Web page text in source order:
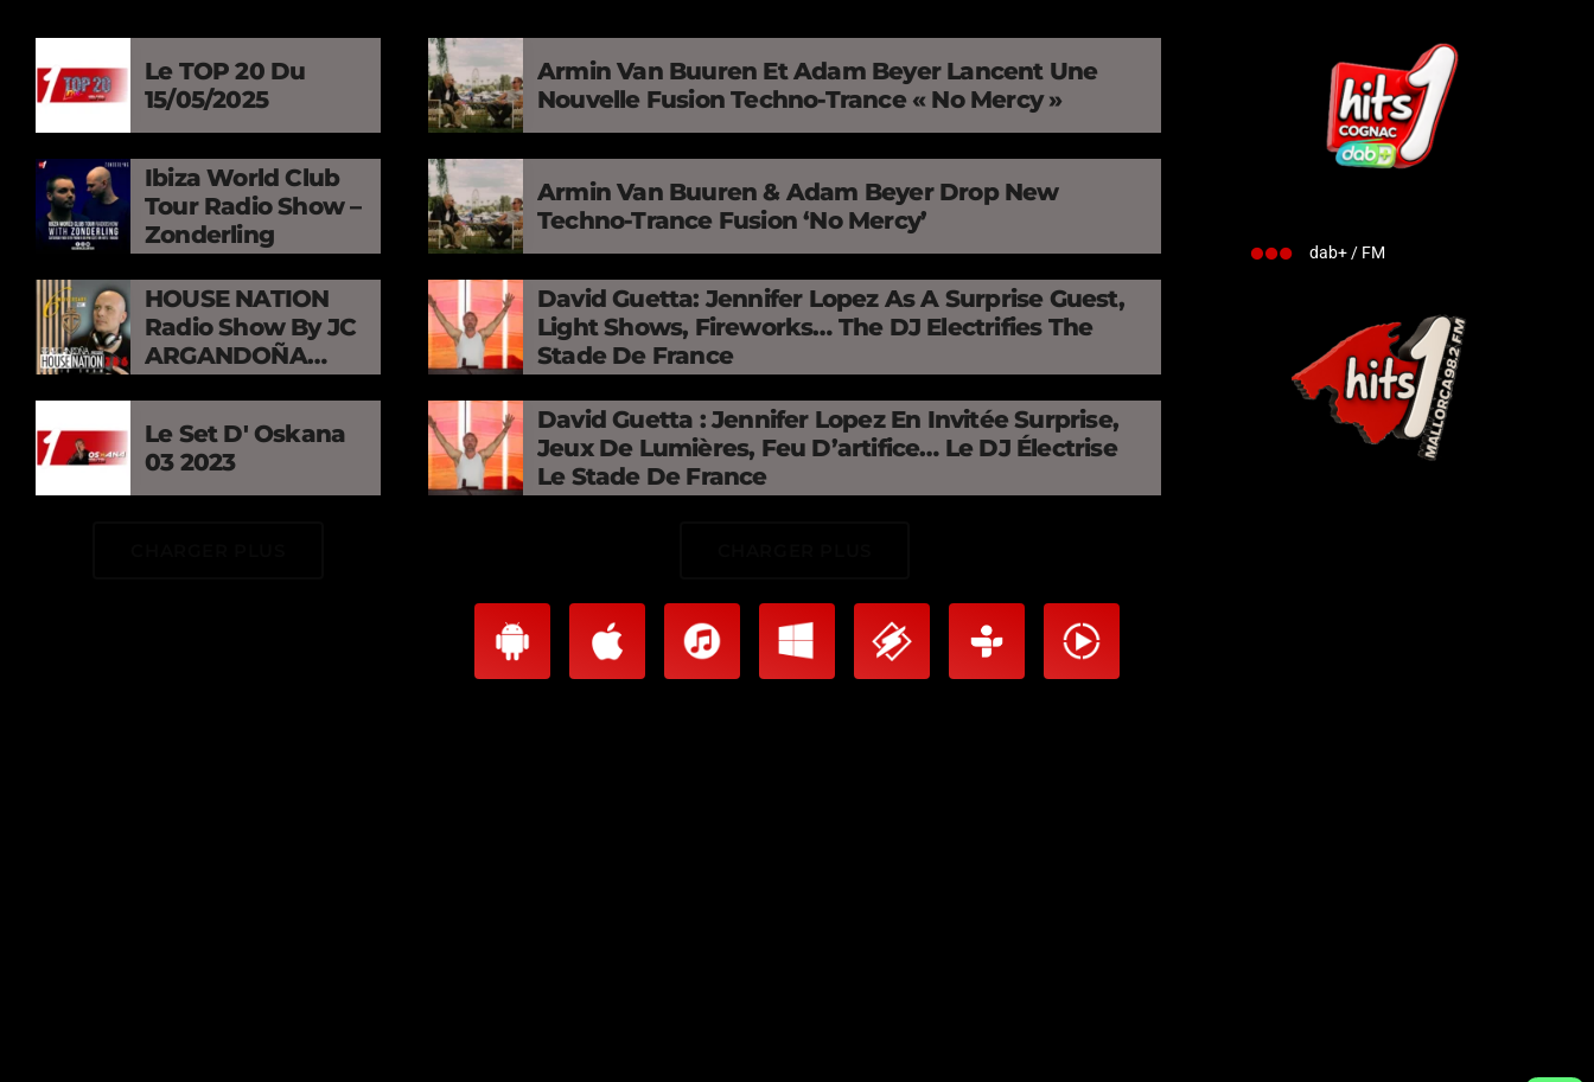
Le TOP 20 Du
15/05/2025
Ibiza World Club
Tour Radio Show –
Zonderling
HOUSE NATION
Radio Show By JC
ARGANDOÑA
Ep286 The Best Of
Part. 3
Le Set D' Oskana
03 2023
Armin Van Buuren Et Adam Beyer Lancent Une
Nouvelle Fusion Techno-Trance « No Mercy »
Armin Van Buuren & Adam Beyer Drop New
Techno-Trance Fusion ‘No Mercy’
David Guetta: Jennifer Lopez As A Surprise Guest,
Light Shows, Fireworks… The DJ Electrifies The
Stade De France
David Guetta : Jennifer Lopez En Invitée Surprise,
Jeux De Lumières, Feu D’artifice… Le DJ Électrise
Le Stade De France
dab+ / FM